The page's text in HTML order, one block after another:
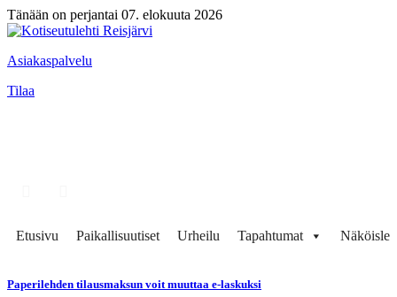
Tänään on perjantai 07. elokuuta 2026
Asiakaspalvelu
Tilaa
Etusivu Paikallisuutiset Urheilu Tapahtumat
Paperilehden tilausmaksun voit muuttaa e-laskuksi